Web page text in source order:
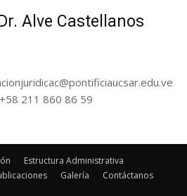
Alve Castellanos
211 860 86 59
Estructura Administrativa
Galería Contáctanos